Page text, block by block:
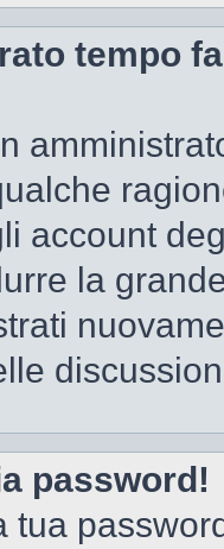
tempo
account
la
password!
tua